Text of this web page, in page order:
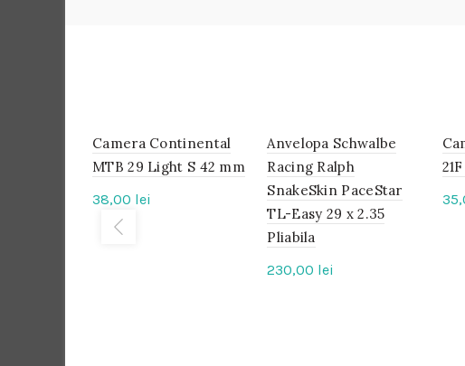
IN
STOC
Camera Continental
MTB 29 Light S 42 mm
38,00 lei
IN
STOC
Anvelopa Schwalbe
Racing Ralph
SnakeSkin PaceStar
TL-Easy 29 x 2.35
Pliabila
230,00 lei